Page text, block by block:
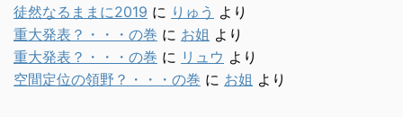
徒然なるままに2019 に りゅう より
重大発表？・・・の巻 に お姐 より
重大発表？・・・の巻 に リュウ より
空間定位の領野？・・・の巻 に お姐 より